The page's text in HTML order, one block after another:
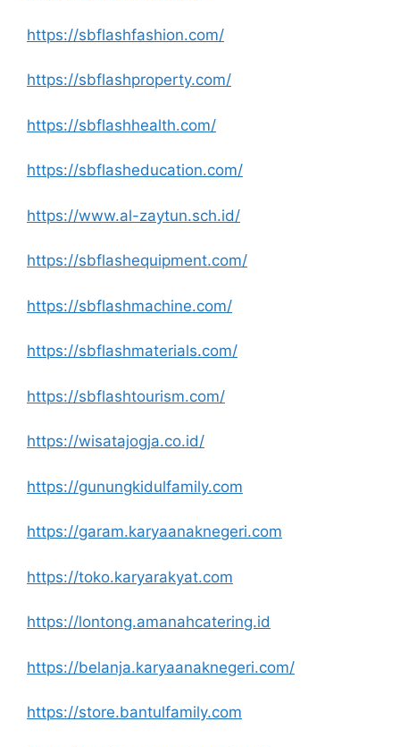
https://sbflashfashion.com/
https://sbflashproperty.com/
https://sbflashhealth.com/
https://sbflasheducation.com/
https://www.al-zaytun.sch.id/
https://sbflashequipment.com/
https://sbflashmachine.com/
https://sbflashmaterials.com/
https://sbflashtourism.com/
https://wisatajogja.co.id/
https://gunungkidulfamily.com
https://garam.karyaanaknegeri.com
https://toko.karyarakyat.com
https://lontong.amanahcatering.id
https://belanja.karyaanaknegeri.com/
https://store.bantulfamily.com